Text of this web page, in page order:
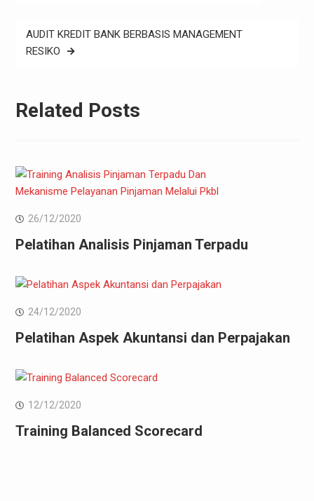
AUDIT KREDIT BANK BERBASIS MANAGEMENT
RESIKO
Related Posts
26/12/2020
Pelatihan Analisis Pinjaman Terpadu
24/12/2020
Pelatihan Aspek Akuntansi dan Perpajakan
12/12/2020
Training Balanced Scorecard